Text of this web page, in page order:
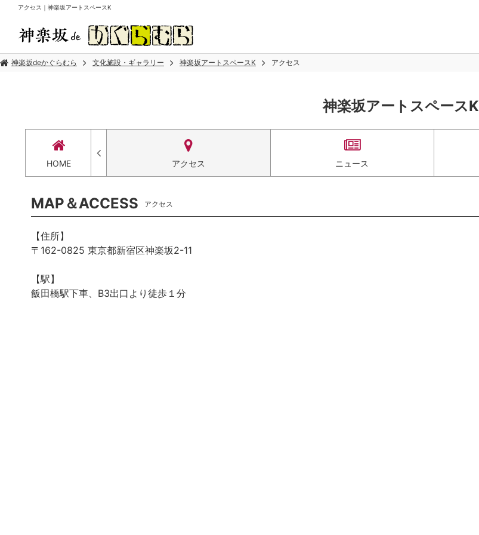
アクセス｜神楽坂アートスペースK
神楽坂deかぐらむら 文化施設・ギャラリー 神楽坂アートスペースK アクセス
神楽坂アートスペースK
HOME アクセス ニュース
MAP＆ACCESS アクセス
【住所】
〒162-0825 東京都新宿区神楽坂2-11
【駅】
飯田橋駅下車、B3出口より徒歩１分